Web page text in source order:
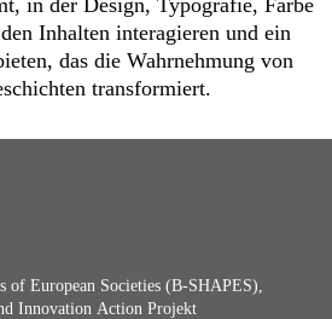
in der Design, Typografie, Farbe
Inhalten interagieren und ein
das die Wahrnehmung von
transformiert.
of European Societies (B-SHAPES),
Innovation Action Projekt